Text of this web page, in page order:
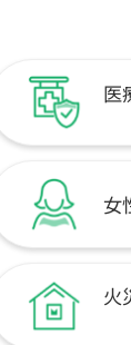
医
女
火